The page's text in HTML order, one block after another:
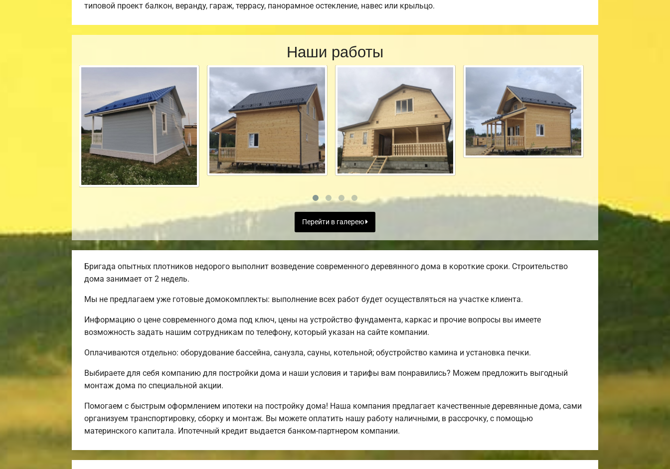
типовой проект балкон, веранду, гараж, террасу, панорамное остекление, навес или крыльцо.
Наши работы
Перейти в галерею
Бригада опытных плотников недорого выполнит возведение современного деревянного дома в короткие сроки. Строительство
дома занимает от 2 недель.
Мы не предлагаем уже готовые домокомплекты: выполнение всех работ будет осуществляться на участке клиента.
Информацию о цене современного дома под ключ, цены на устройство фундамента, каркас и прочие вопросы вы имеете
возможность задать нашим сотрудникам по телефону, который указан на сайте компании.
Оплачиваются отдельно: оборудование бассейна, санузла, сауны, котельной; обустройство камина и установка печки.
Выбираете для себя компанию для постройки дома и наши условия и тарифы вам понравились? Можем предложить выгодный
монтаж дома по специальной акции.
Помогаем с быстрым оформлением ипотеки на постройку дома! Наша компания предлагает качественные деревянные дома, сами
организуем транспортировку, сборку и монтаж. Вы можете оплатить нашу работу наличными, в рассрочку, с помощью
материнского капитала. Ипотечный кредит выдается банком-партнером компании.